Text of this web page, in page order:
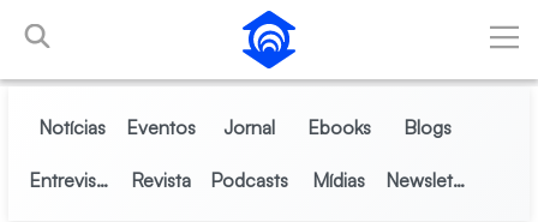
Pular para o Conteúdo principal
Notícias Eventos Jornal Ebooks Blogs
Entrevistas Revista Podcasts Mídias Newsletter